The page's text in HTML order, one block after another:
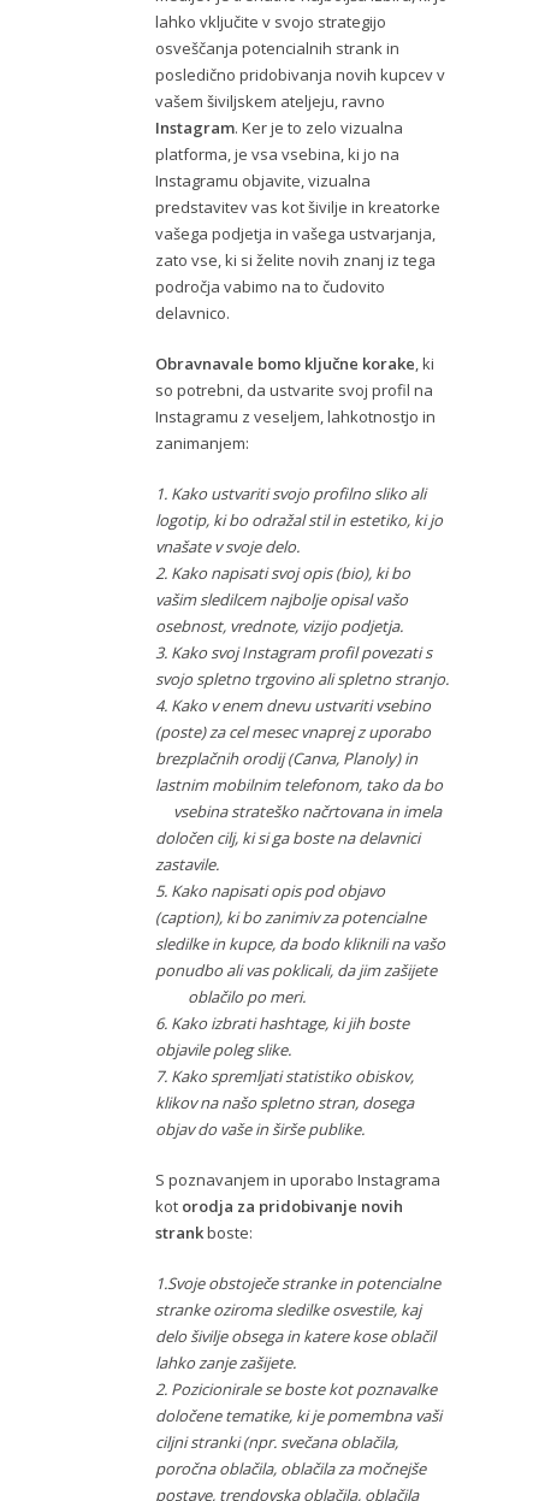
lahko vključite v svojo strategijo
osveščanja potencialnih strank in
posledično pridobivanja novih kupcev v
vašem šiviljskem ateljeju, ravno
Instagram. Ker je to zelo vizualna
platforma, je vsa vsebina, ki jo na
Instagramu objavite, vizualna
predstavitev vas kot šivilje in kreatorke
vašega podjetja in vašega ustvarjanja,
zato vse, ki si želite novih znanj iz tega
področja vabimo na to čudovito
delavnico.
Obravnavale bomo ključne korake, ki
so potrebni, da ustvarite svoj profil na
Instagramu z veseljem, lahkotnostjo in
zanimanjem:
1. Kako ustvariti svojo profilno sliko ali
logotip, ki bo odražal stil in estetiko, ki jo
vnašate v svoje delo.
2. Kako napisati svoj opis (bio), ki bo
vašim sledilcem najbolje opisal vašo
osebnost, vrednote, vizijo podjetja.
3. Kako svoj Instagram profil povezati s
svojo spletno trgovino ali spletno stranjo.
4. Kako v enem dnevu ustvariti vsebino
(poste) za cel mesec vnaprej z uporabo
brezplačnih orodij (Canva, Planoly) in
lastnim mobilnim telefonom, tako da bo
vsebina strateško načrtovana in imela
določen cilj, ki si ga boste na delavnici
zastavile.
5. Kako napisati opis pod objavo
(caption), ki bo zanimiv za potencialne
sledilke in kupce, da bodo kliknili na vašo
ponudbo ali vas poklicali, da jim zašijete
oblačilo po meri.
6. Kako izbrati hashtage, ki jih boste
objavile poleg slike.
7. Kako spremljati statistiko obiskov,
klikov na našo spletno stran, dosega
objav do vaše in širše publike.
S poznavanjem in uporabo Instagrama
kot orodja za pridobivanje novih
strankboste:
1.Svoje obstoječe stranke in potencialne
stranke oziroma sledilke osvestile, kaj
delo šivilje obsega inkatere kose oblačil
lahko zanje zašijete.
2. Pozicionirale se boste kot poznavalke
določene tematike, ki je pomembna vaši
ciljni stranki (npr. svečana oblačila,
poročna oblačila, oblačila za močnejše
postave, trendovska oblačila, oblačila